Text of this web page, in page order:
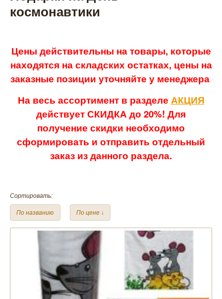
космонавтики
Цены действительны на товары, которые
находятся на складских остатках, цены на
заказные позиции уточняйте у менеджера
На весь ассортимент в разделе АКЦИЯ
действует СКИДКА до 20%! Для
получение скидки необходимо
сформировать и отправить отдельный
заказ из данного раздела.
Сортировать:
По названию По цене ↓